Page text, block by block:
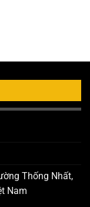
Thống Nhất,
Nam